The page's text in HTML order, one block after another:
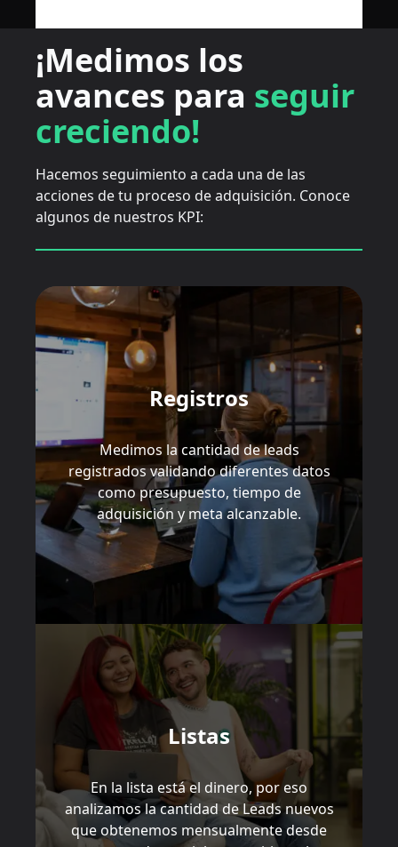
¡Medimos los
avances para seguir
creciendo!
Hacemos seguimiento a cada una de las
acciones de tu proceso de adquisición. Conoce
algunos de nuestros KPI:
Registros
Medimos la cantidad de leads
registrados validando diferentes datos
como presupuesto, tiempo de
adquisición y meta alcanzable.
Listas
En la lista está el dinero, por eso
analizamos la cantidad de Leads nuevos
que obtenemos mensualmente desde